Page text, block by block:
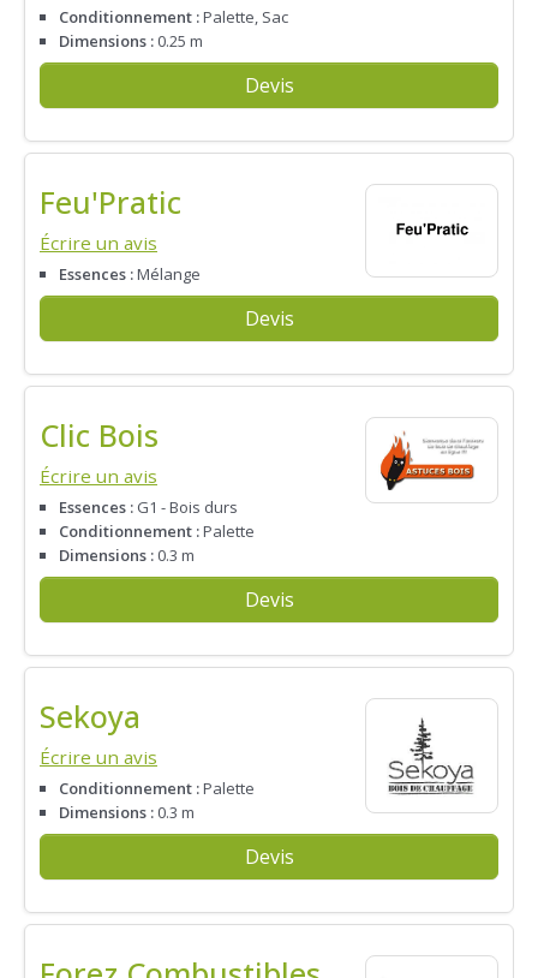
Conditionnement :Palette, Sac
Dimensions : 0.25 m
Devis
Feu'Pratic
Écrire un avis
Essences :Mélange
Devis
Clic Bois
Écrire un avis
Essences : G1 - Bois durs
Conditionnement :Palette
Dimensions : 0.3 m
Devis
Sekoya
Écrire un avis
Conditionnement :Palette
Dimensions : 0.3 m
Devis